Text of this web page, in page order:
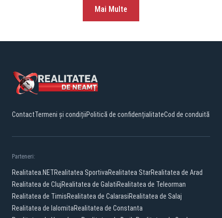
Mai Multe
ContactTermeni și condițiiPolitică de confidențialitateCod de conduită
Parteneri:
Realitatea.NETRealitatea SportivaRealitatea StarRealitatea de Arad
Realitatea de ClujRealitatea de GalatiRealitatea de Teleorman
Realitatea de TimisRealitatea de CalarasiRealitatea de Salaj
Realitatea de IalomitaRealitatea de Constanta